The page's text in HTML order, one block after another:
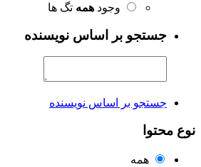
وجود همه تگ ها
جستجو بر اساس نویسنده
جستجو بر اساس نویسنده
نوع محتوا
همه